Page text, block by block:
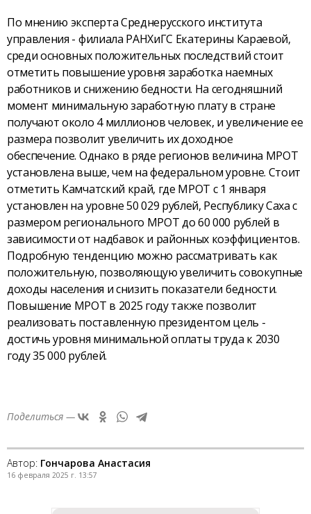
По мнению эксперта Среднерусского института
управления - филиала РАНХиГС Екатерины Караевой,
среди основных положительных последствий стоит
отметить повышение уровня заработка наемных
работников и снижению бедности. На сегодняшний
момент минимальную заработную плату в стране
получают около 4 миллионов человек, и увеличение ее
размера позволит увеличить их доходное
обеспечение. Однако в ряде регионов величина МРОТ
установлена выше, чем на федеральном уровне. Стоит
отметить Камчатский край, где МРОТ с 1 января
установлен на уровне 50 029 рублей, Республику Саха с
размером регионального МРОТ до 60 000 рублей в
зависимости от надбавок и районных коэффициентов.
Подробную тенденцию можно рассматривать как
положительную, позволяющую увеличить совокупные
доходы населения и снизить показатели бедности.
Повышение МРОТ в 2025 году также позволит
реализовать поставленную президентом цель -
достичь уровня минимальной оплаты труда к 2030
году 35 000 рублей.
Поделиться —
Автор: Гончарова Анастасия
16 февраля 2025 г. 13:57